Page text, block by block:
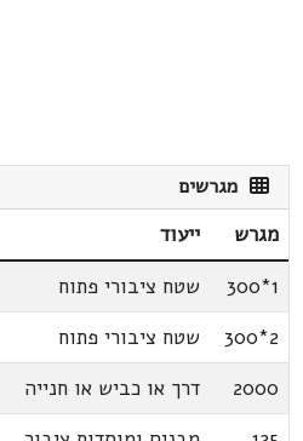
מגרשים
מגרש ייעוד
1*300
שטח ציבורי פתוח
2*300
שטח ציבורי פתוח
2000
דרך או כביש או חנייה